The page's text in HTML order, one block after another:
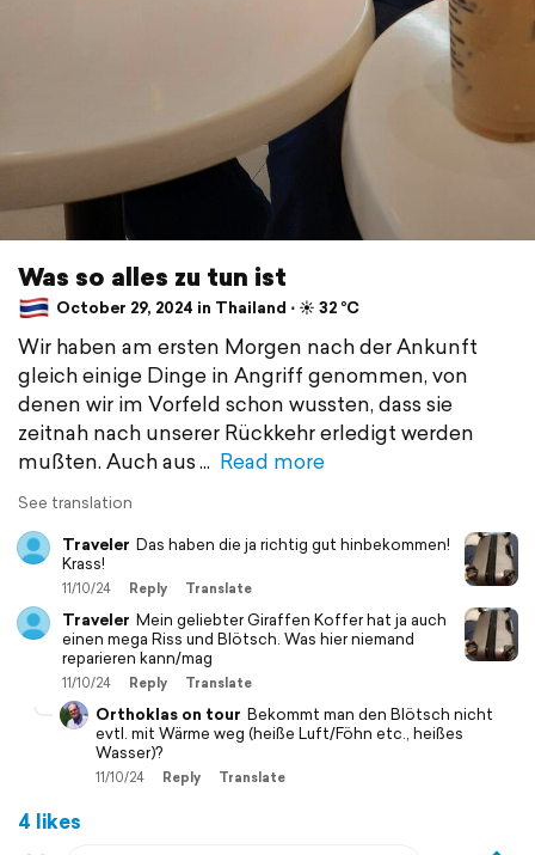
Was so alles zu tun ist
October 29, 2024 in Thailand ⋅ ☀️ 32 °C
Wir haben am ersten Morgen nach der Ankunft
gleich einige Dinge in Angriff genommen, von
denen wir im Vorfeld schon wussten, dass sie
zeitnah nach unserer Rückkehr erledigt werden
mußten. Auch aus
Read more
See translation
Traveler Das haben die ja richtig gut hinbekommen!
Krass!
11/10/24 Reply Translate
Traveler Mein geliebter Giraffen Koffer hat ja auch
einen mega Riss und Blötsch. Was hier niemand
reparieren kann/mag
11/10/24 Reply Translate
Orthoklas on tour Bekommt man den Blötsch nicht
evtl. mit Wärme weg (heiße Luft/Föhn etc., heißes
Wasser)?
11/10/24 Reply Translate
4 likes